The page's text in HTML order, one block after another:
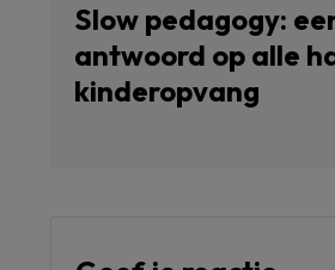
Slow pedagogy:
antwoord op alle
kinderopvang